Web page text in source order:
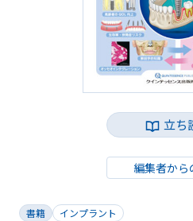
著者
立ち
編集者から
書籍 インプラント